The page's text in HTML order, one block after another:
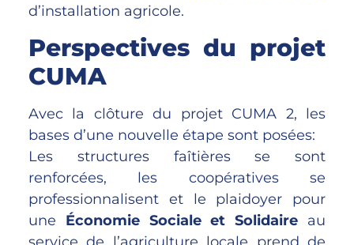
d’installation agricole.
Perspectives du projet
CUMA
Avec la clôture du projet CUMA 2, les
bases d’une nouvelle étape sont posées:
Les structures faîtières se sont
renforcées, les coopératives se
professionnalisent et le plaidoyer pour
une Économie Sociale et Solidaire au